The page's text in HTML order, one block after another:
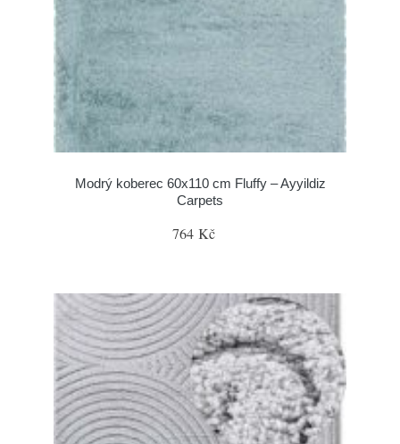
Modrý koberec 60x110 cm Fluffy – Ayyildiz
Carpets
764 Kč